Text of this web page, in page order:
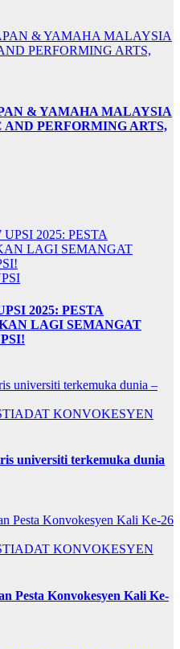
& YAMAHA MALAYSIA
PERFORMING ARTS,
2025: PESTA
LAGI SEMANGAT
KONVOKESYEN
universiti terkemuka dunia
KONVOKESYEN
Pesta Konvokesyen Kali Ke-